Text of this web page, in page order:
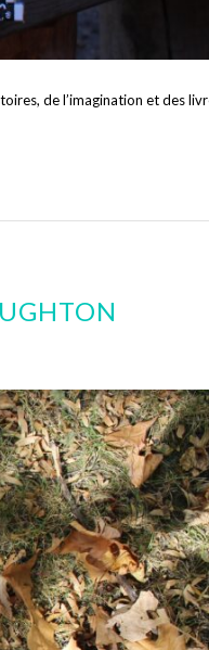
de l’imagination et des